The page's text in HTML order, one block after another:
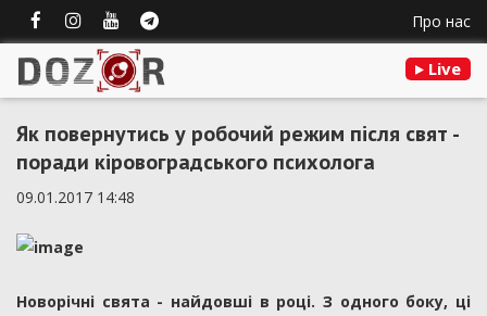
Про нас
Live
Як повернутись у робочий режим після свят -
поради кіровоградського психолога
09.01.2017 14:48
Новорічні свята - найдовші в році. З одного боку, ці